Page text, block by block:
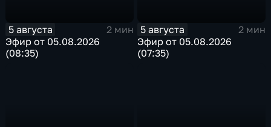
5 августа
2 мин
Эфир от 05.08.2026
(08:35)
5 августа
2 мин
Эфир от 05.08.2026
(07:35)